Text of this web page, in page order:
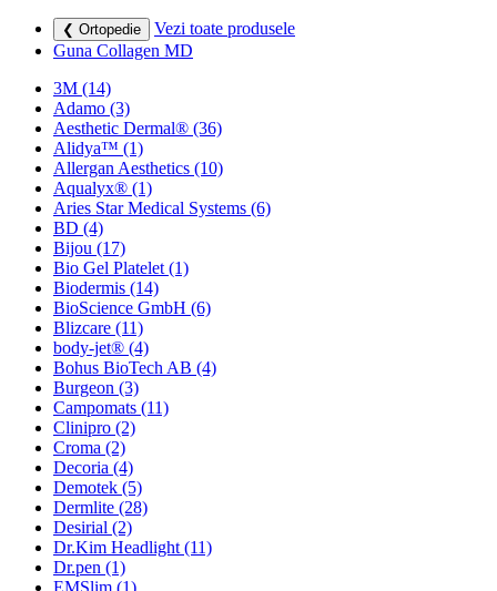
❮ Ortopedie
Vezi toate produsele
Guna Collagen MD
3M (14)
Adamo (3)
Aesthetic Dermal® (36)
Alidya™ (1)
Allergan Aesthetics (10)
Aqualyx® (1)
Aries Star Medical Systems (6)
BD (4)
Bijou (17)
Bio Gel Platelet (1)
Biodermis (14)
BioScience GmbH (6)
Blizcare (11)
body-jet® (4)
Bohus BioTech AB (4)
Burgeon (3)
Campomats (11)
Clinipro (2)
Croma (2)
Decoria (4)
Demotek (5)
Dermlite (28)
Desirial (2)
Dr.Kim Headlight (11)
Dr.pen (1)
EMSlim (1)